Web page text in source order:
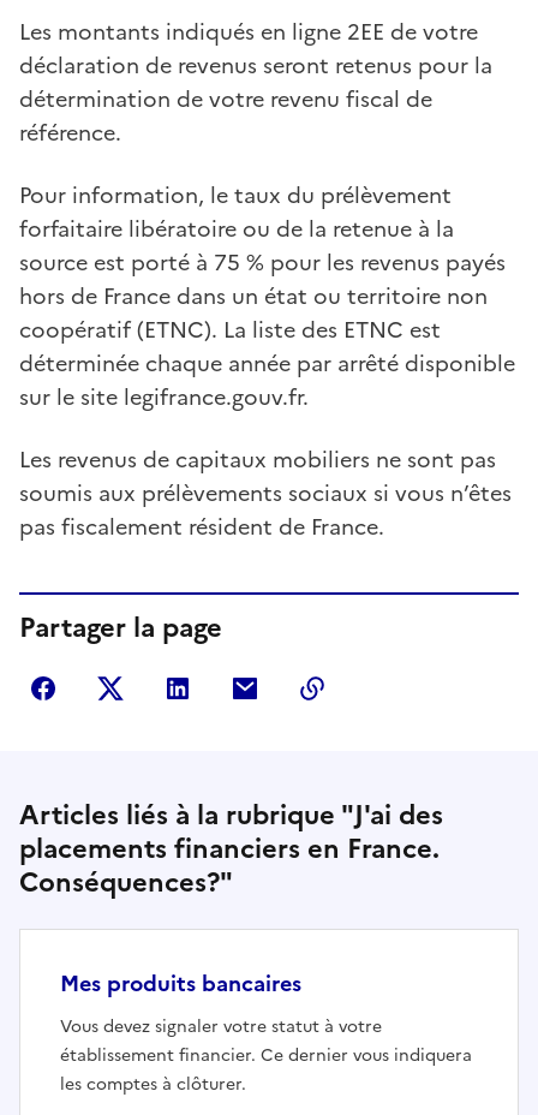
Les montants indiqués en ligne 2EE de votre
déclaration de revenus seront retenus pour la
détermination de votre revenu fiscal de
référence.
Pour information, le taux du prélèvement
forfaitaire libératoire ou de la retenue à la
source est porté à 75 % pour les revenus payés
hors de France dans un état ou territoire non
coopératif (ETNC). La liste des ETNC est
déterminée chaque année par arrêté disponible
sur le site legifrance.gouv.fr.
Les revenus de capitaux mobiliers ne sont pas
soumis aux prélèvements sociaux si vous n’êtes
pas fiscalement résident de France.
Partager la page
Partager sur Facebook
Partager sur Twitter
Partager sur LinkedIn
Partager par courriel
Articles liés à la rubrique "J'ai des
placements financiers en France.
Conséquences?"
Mes produits bancaires
Vous devez signaler votre statut à votre
établissement financier. Ce dernier vous indiquera
les comptes à clôturer.